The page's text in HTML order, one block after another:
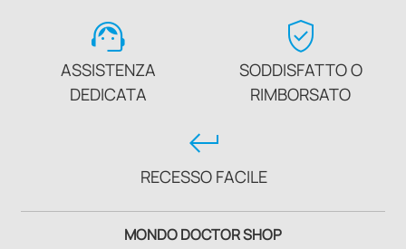
support_agent
ASSISTENZA
DEDICATA
verified_user
SODDISFATTO O
RIMBORSATO
keyboard_return
RECESSO FACILE
MONDO DOCTOR SHOP